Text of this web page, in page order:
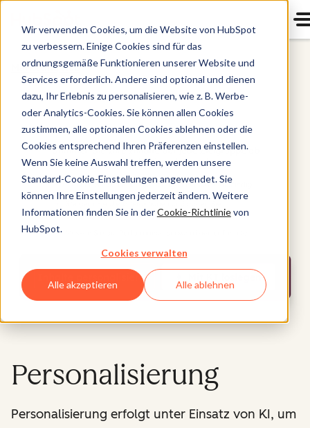
Wir verwenden Cookies, um die Website von HubSpot
zu verbessern. Einige Cookies sind für das
ordnungsgemäße Funktionieren unserer Website und
Services erforderlich. Andere sind optional und dienen
dazu, Ihr Erlebnis zu personalisieren, wie z. B. Werbe-
oder Analytics-Cookies. Sie können allen Cookies
zustimmen, alle optionalen Cookies ablehnen oder die
Cookies entsprechend Ihren Präferenzen einstellen.
Wenn Sie keine Auswahl treffen, werden unsere
Standard-Cookie-Einstellungen angewendet. Sie
können Ihre Einstellungen jederzeit ändern. Weitere
Informationen finden Sie in derCookie-Richtlinievon
HubSpot.
Cookies verwalten
Alle akzeptieren Alle ablehnen
Marketing Hub
Personalisierung
Personalisierung erfolgt unter Einsatz von KI, um